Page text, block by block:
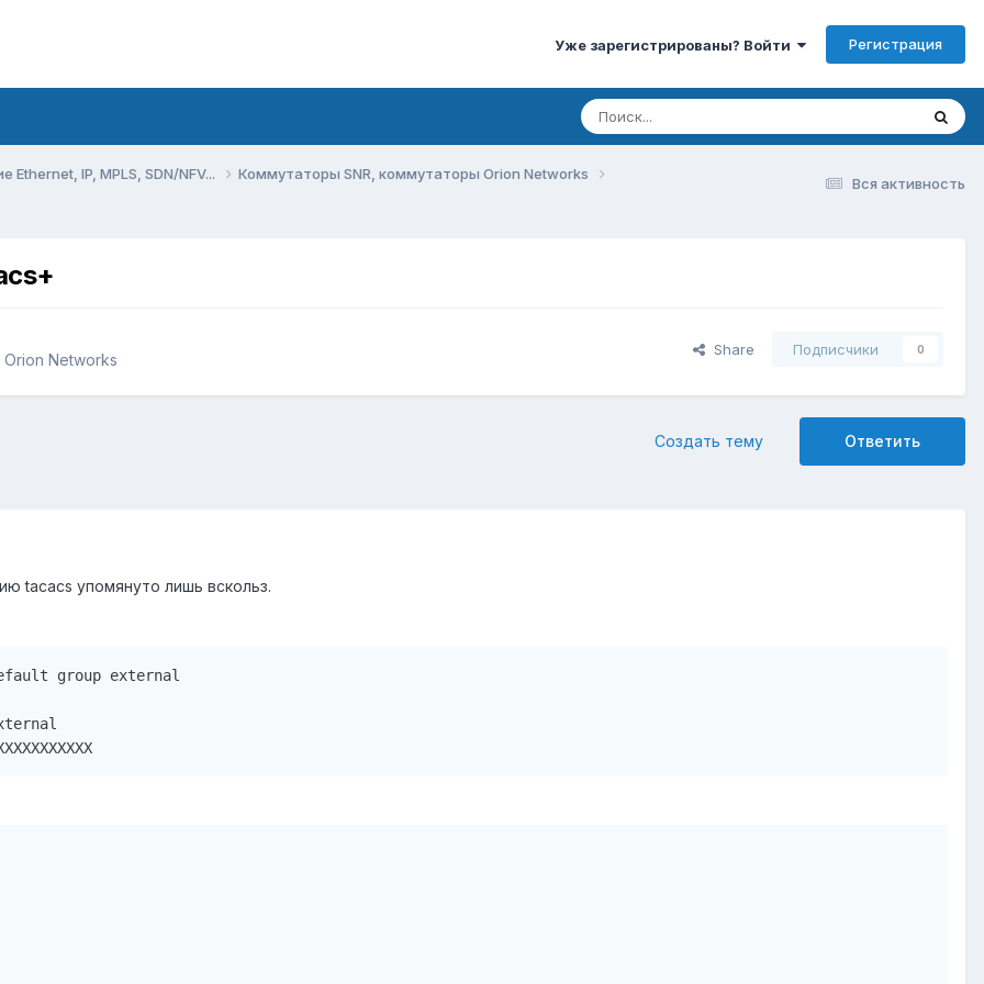
Уже зарегистрированы? Войти Регистрация
Вся активность
IP, MPLS, SDN/NFV... Коммутаторы SNR, коммутаторы Orion Networks
Networks
Share Подписчики 0
Ответить
Создать тему
tacacs упомянуто лишь вскольз.
group external